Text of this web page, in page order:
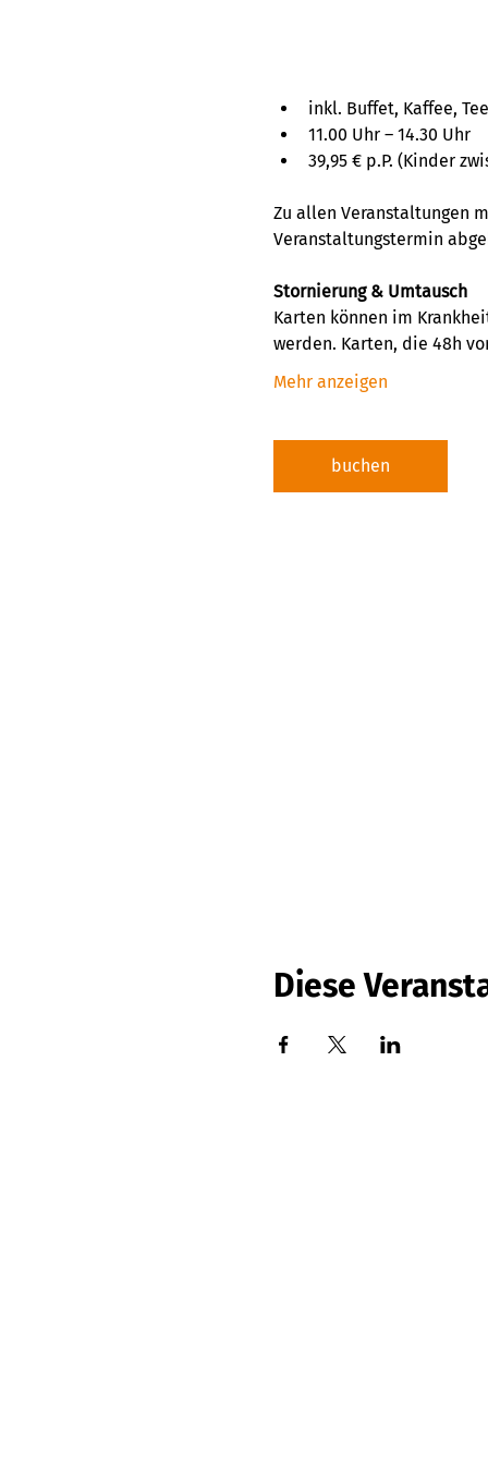
inkl. Buffet, Kaffee,
11.00 Uhr – 14.30 Uhr
39,95 € p.P. (Kinder
Zu allen Veranstaltungen
Veranstaltungstermin
Stornierung & Umtausch
Karten können im
werden. Karten, die 48h
Mehr anzeigen
buchen
Diese